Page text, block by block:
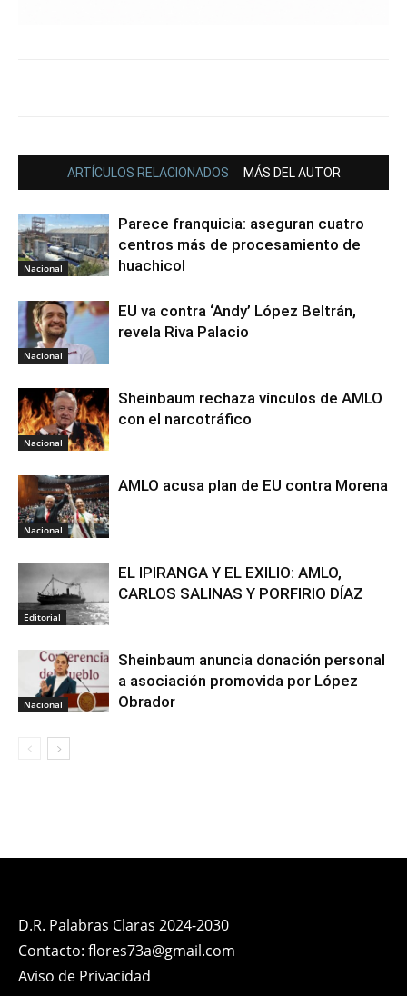
ARTÍCULOS RELACIONADOS MÁS DEL AUTOR
Nacional
Parece franquicia: aseguran cuatro
centros más de procesamiento de
huachicol
Nacional
EU va contra ‘Andy’ López Beltrán,
revela Riva Palacio
Nacional
Sheinbaum rechaza vínculos de AMLO
con el narcotráfico
Nacional
AMLO acusa plan de EU contra Morena
Editorial
EL IPIRANGA Y EL EXILIO: AMLO,
CARLOS SALINAS Y PORFIRIO DÍAZ
Nacional
Sheinbaum anuncia donación personal
a asociación promovida por López
Obrador
D.R. Palabras Claras 2024-2030
Contacto: flores73a@gmail.com
Aviso de Privacidad